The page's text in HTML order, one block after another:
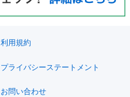
利用規約
プライバシーステートメント
お問い合わせ